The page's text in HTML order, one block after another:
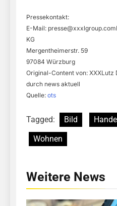
Pressekontakt:
E-Mail:
KG
Mergentheimerstr. 59
97084 Würzburg
Original-Content von: XXXLutz
durch news aktuell
Quelle: ots
Tagged: Bild Handel
Wohnen
Weitere News